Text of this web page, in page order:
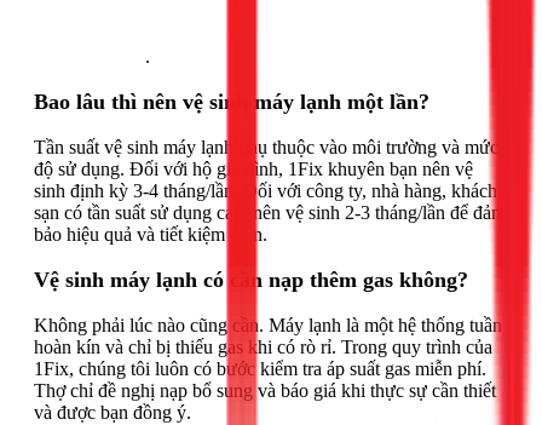
.
Bao lâu thì nên vệ sinh máy lạnh một lần?
Tần suất vệ sinh máy lạnh phụ thuộc vào môi trường và mức
độ sử dụng. Đối với hộ gia đình, 1Fix khuyên bạn nên vệ
sinh định kỳ 3-4 tháng/lần. Đối với công ty, nhà hàng, khách
sạn có tần suất sử dụng cao, nên vệ sinh 2-3 tháng/lần để đảm
bảo hiệu quả và tiết kiệm điện.
Vệ sinh máy lạnh có cần nạp thêm gas không?
Không phải lúc nào cũng cần. Máy lạnh là một hệ thống tuần
hoàn kín và chỉ bị thiếu gas khi có rò rỉ. Trong quy trình của
1Fix, chúng tôi luôn có bước kiểm tra áp suất gas miễn phí.
Thợ chỉ đề nghị nạp bổ sung và báo giá khi thực sự cần thiết
và được bạn đồng ý.